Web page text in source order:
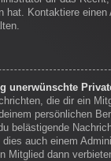
hat. Kontaktiere einen
unerwünschte
die dir ein
persönlichen
belästigende
auch einem
Mitglied dann